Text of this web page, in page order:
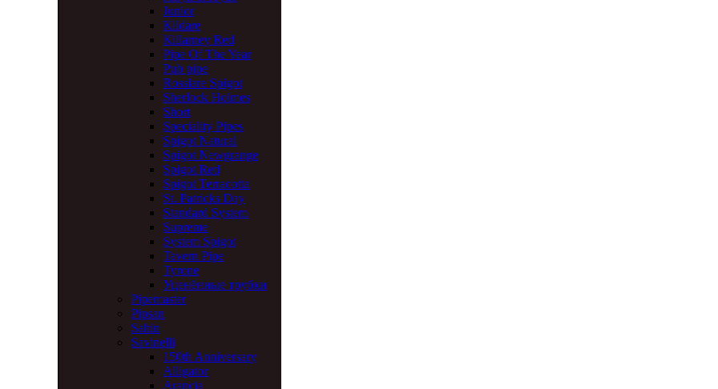
Junior
Kildare
Killarney Red
Pipe Of The Year
Pub pipe
Rosslare Spigot
Sherlock Holmes
Short
Speciality Pipes
Spigot Natural
Spigot Newgrange
Spigot Red
Spigot Terracotta
St. Patricks Day
Standard System
Supreme
System Spigot
Tavern Pipe
Tyrone
Уценённые трубки
Pipemaster
Pipsan
Sahin
Savinelli
150th Anniversary
Alligator
Arancia